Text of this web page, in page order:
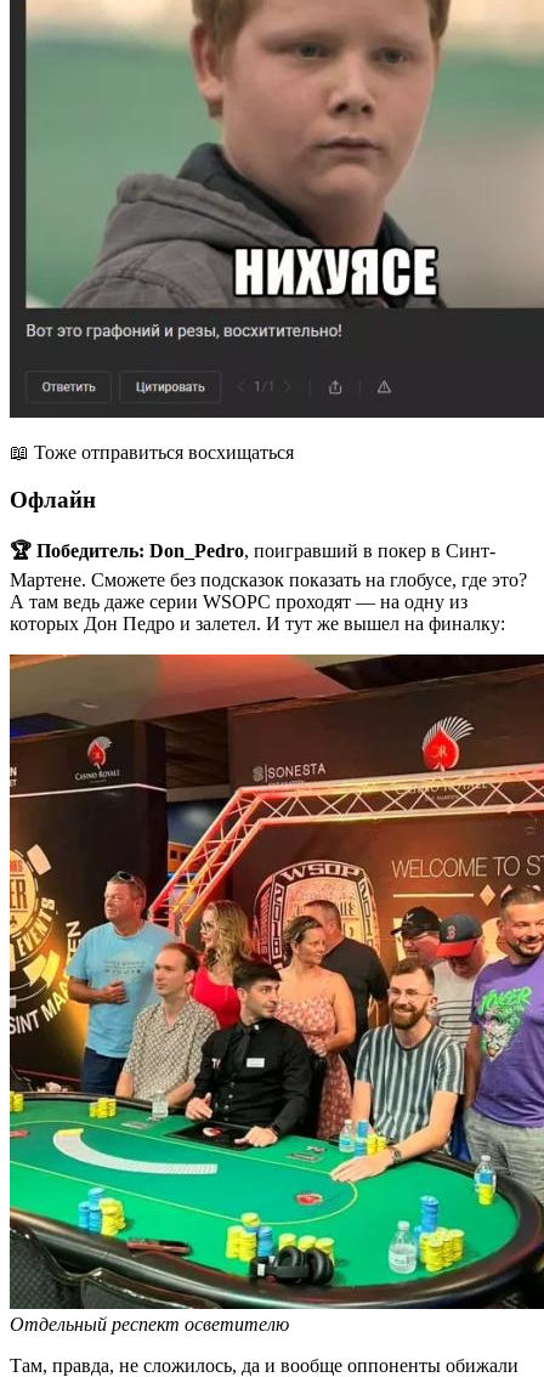
📖 Тоже отправиться восхищаться
Офлайн
🏆 Победитель: Don_Pedro, поигравший в покер в Синт-
Мартене. Сможете без подсказок показать на глобусе, где это?
А там ведь даже серии WSOPC проходят — на одну из
которых Дон Педро и залетел. И тут же вышел на финалку:
Отдельный респект осветителю
Там, правда, не сложилось, да и вообще оппоненты обижали